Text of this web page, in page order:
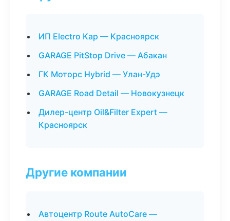
ИП Electro Кар — Красноярск
GARAGE PitStop Drive — Абакан
ГК Моторс Hybrid — Улан-Удэ
GARAGE Road Detail — Новокузнецк
Дилер-центр Oil&Filter Expert —
Красноярск
Другие компании
Автоцентр Route AutoCare —